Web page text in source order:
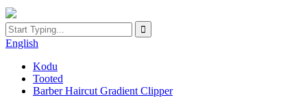
English
Kodu
Tooted
Barber Haircut Gradient Clipper